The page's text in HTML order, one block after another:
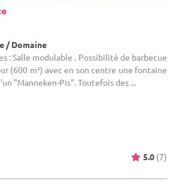
/ Domaine
: Salle modulable . Possibilité de barbecue
(600 m²) avec en son centre une fontaine
"Manneken-Pis". Toutefois des ...
5.0 (7)